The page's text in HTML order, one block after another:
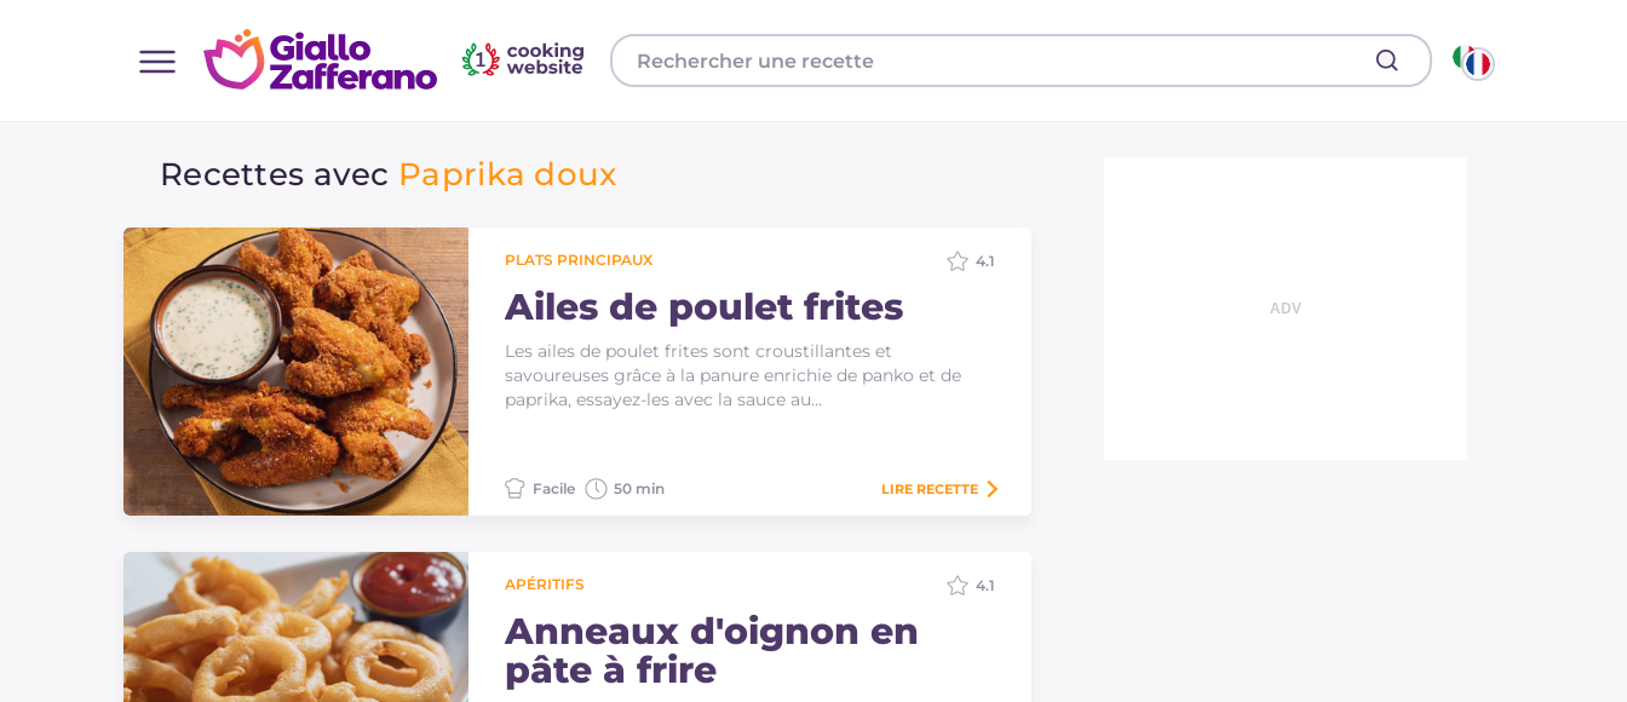
Toutes les recettes
Plats principaux
Boissons et rafraîchissements
Accompagnement
Pizzas et focaccia
Gateaux et patisserie
Dernieres recettes
IT Website
Recettes avec Paprika doux
PLATS PRINCIPAUX
Ailes de poulet frites
Les ailes de poulet frites sont croustillantes et
savoureuses grâce à la panure enrichie de panko et de
paprika, essayez-les avec la sauce au…
4.1
Facile 50 min LIRE RECETTE
APÉRITIFS
Anneaux d'oignon en
pâte à frire
4.1